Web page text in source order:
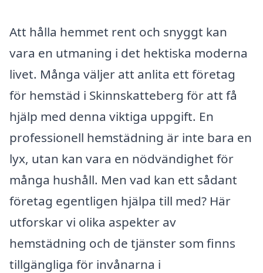
Att hålla hemmet rent och snyggt kan
vara en utmaning i det hektiska moderna
livet. Många väljer att anlita ett företag
för hemstäd i Skinnskatteberg för att få
hjälp med denna viktiga uppgift. En
professionell hemstädning är inte bara en
lyx, utan kan vara en nödvändighet för
många hushåll. Men vad kan ett sådant
företag egentligen hjälpa till med? Här
utforskar vi olika aspekter av
hemstädning och de tjänster som finns
tillgängliga för invånarna i